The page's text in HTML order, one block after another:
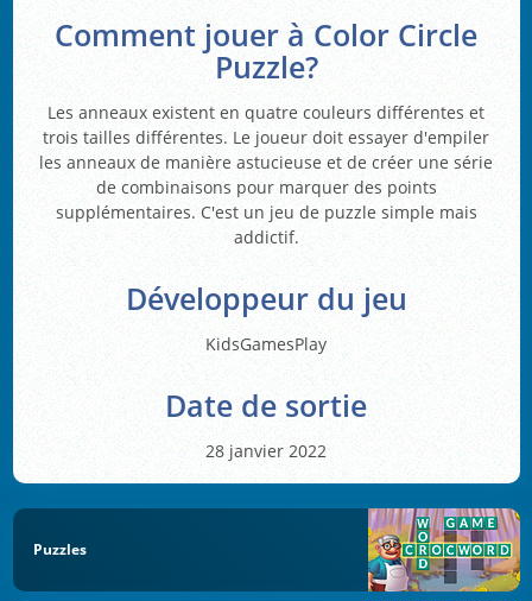
Comment jouer à Color Circle
Puzzle?
Les anneaux existent en quatre couleurs différentes et
trois tailles différentes. Le joueur doit essayer d'empiler
les anneaux de manière astucieuse et de créer une série
de combinaisons pour marquer des points
supplémentaires. C'est un jeu de puzzle simple mais
addictif.
Développeur du jeu
KidsGamesPlay
Date de sortie
28 janvier 2022
Puzzles